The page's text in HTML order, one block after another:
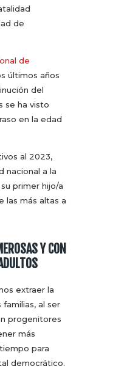
de
de
últimos años
del
se ha visto
en la edad
al 2023,
nacional a la
primer hijo/a
las más altas a
Y CON
extraer la
al ser
progenitores
más
para
democrático.